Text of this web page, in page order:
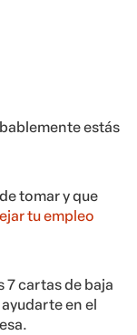
estás
tomar y que
tu empleo
7 cartas de baja
en el